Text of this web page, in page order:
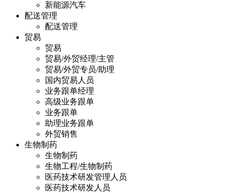
新能源汽车
配送管理
配送管理
贸易
贸易
贸易/外贸经理/主管
贸易/外贸专员/助理
国内贸易人员
业务跟单经理
高级业务跟单
业务跟单
助理业务跟单
外贸销售
生物制药
生物制药
生物工程/生物制药
医药技术研发管理人员
医药技术研发人员